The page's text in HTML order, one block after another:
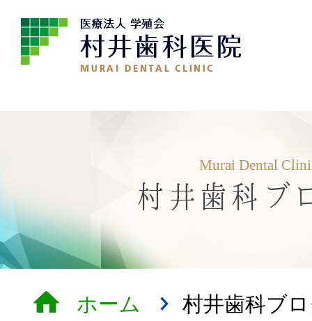
Murai Dental
村井歯科ブ
ホーム 村井歯科ブ